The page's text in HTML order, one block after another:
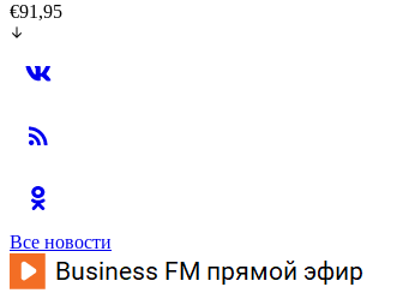
€91,95
Все новости